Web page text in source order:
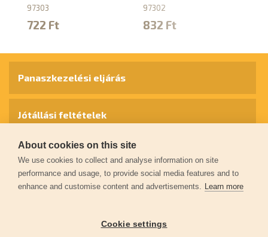
97303
722 Ft
97302
832 Ft
Panaszkezelési eljárás
Jótállási feltételek
Személyes adatok védelme
Kapcsolat
Garancia regisztráció
About cookies on this site
We use cookies to collect and analyse information on site
performance and usage, to provide social media features and to
enhance and customise content and advertisements. Learn more
Cookie settings